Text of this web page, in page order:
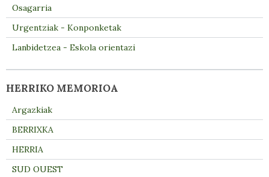
Osagarria
Urgentziak - Konponketak
Lanbidetzea - Eskola orientazi
HERRIKO MEMORIOA
Argazkiak
BERRIXKA
HERRIA
SUD OUEST